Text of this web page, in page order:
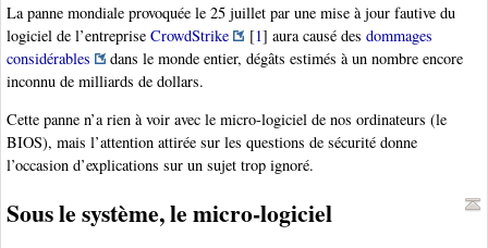
La panne mondiale provoquée le 25 juillet par une mise à jour fautive du
logiciel de l’entreprise CrowdStrike [1] aura causé des dommages
considérables
dans le monde entier, dégâts estimés à un nombre encore
inconnu de milliards de dollars.
Cette panne n’a rien à voir avec le micro-logiciel de nos ordinateurs (le
BIOS), mais l’attention attirée sur les questions de sécurité donne
l’occasion d’explications sur un sujet trop ignoré.
Sous le système, le micro-logiciel